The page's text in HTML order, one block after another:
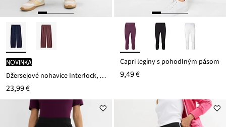
novinka
Džersejové nohavice Interlock, bavlna
23,99 €
Capri legíny s pohodlným pásom
9,49 €